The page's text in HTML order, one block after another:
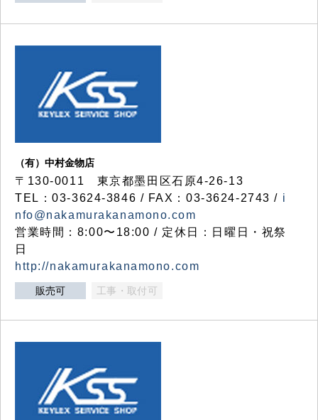
（有）中村金物店
〒130-0011 東京都墨田区石原4-26-13
TEL：03-3624-3846 / FAX：03-3624-2743 / i
nfo@nakamurakanamono.com
営業時間：8:00〜18:00 / 定休日：日曜日・祝祭
日
http://nakamurakanamono.com
販売可 工事・取付可